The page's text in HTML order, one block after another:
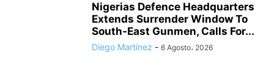
Nigerias Defence Headquarters
Extends Surrender Window To
South-East Gunmen, Calls For...
Diego Martínez - 6 Agosto، 2026